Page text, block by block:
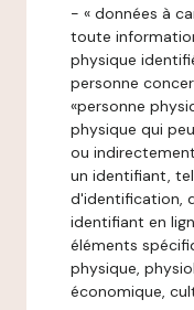
- « données à
toute
physique
personne
«personne
physique qui
ou
un identifiant,
d'identification,
identifiant en
éléments
physique,
économique,